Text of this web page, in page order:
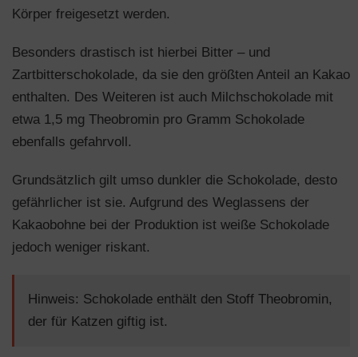
Körper freigesetzt werden.
Besonders drastisch ist hierbei Bitter – und
Zartbitterschokolade, da sie den größten Anteil an Kakao
enthalten. Des Weiteren ist auch Milchschokolade mit
etwa 1,5 mg Theobromin pro Gramm Schokolade
ebenfalls gefahrvoll.
Grundsätzlich gilt umso dunkler die Schokolade, desto
gefährlicher ist sie. Aufgrund des Weglassens der
Kakaobohne bei der Produktion ist weiße Schokolade
jedoch weniger riskant.
Hinweis: Schokolade enthält den Stoff Theobromin,
der für Katzen giftig ist.